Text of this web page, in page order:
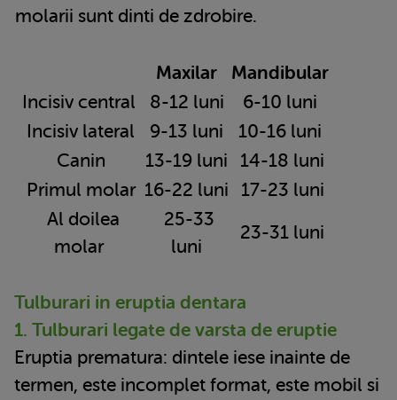
molarii sunt dinti de zdrobire.
Maxilar
Mandibular
Incisiv central
8-12 luni
6-10 luni
Incisiv lateral
9-13 luni
10-16 luni
Canin
13-19 luni
14-18 luni
Primul molar 16-22 luni
17-23 luni
Al doilea
molar
25-33
luni
23-31 luni
Tulburari in eruptia dentara
1. Tulburari legate de varsta de eruptie
Eruptia prematura: dintele iese inainte de
termen, este incomplet format, este mobil si